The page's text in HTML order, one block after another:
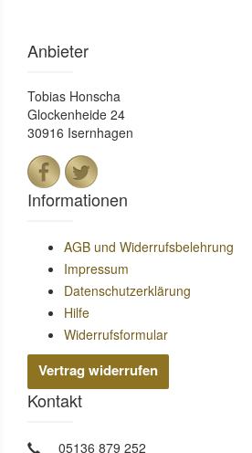
Anbieter
Tobias Honscha
Glockenheide 24
30916 Isernhagen
Informationen
AGB und Widerrufsbelehrung
Impressum
Datenschutzerklärung
Hilfe
Widerrufsformular
Vertrag widerrufen
Kontakt
05136 879 252